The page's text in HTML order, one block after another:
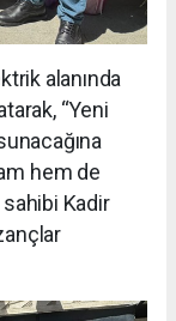
alanında
“Yeni
hem de
Kadir